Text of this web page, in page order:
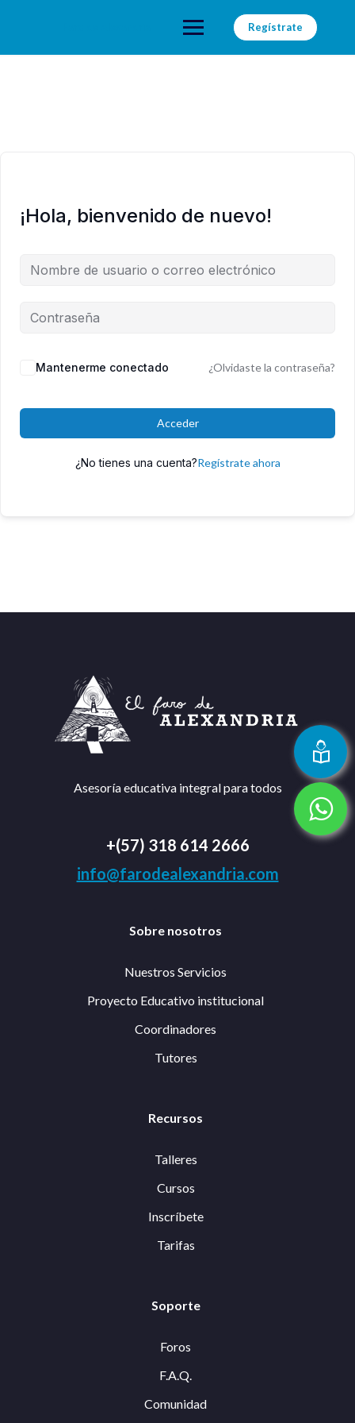
Regístrate
¡Hola, bienvenido de nuevo!
Mantenerme conectado ¿Olvidaste la contraseña?
Acceder
¿No tienes una cuenta?Regístrate ahora
Asesoría educativa integral para todos
+(57) 318 614 2666
info@farodealexandria.com
Sobre nosotros
Nuestros Servicios
Proyecto Educativo institucional
Coordinadores
Tutores
Recursos
Talleres
Cursos
Inscríbete
Tarifas
Soporte
Foros
F.A.Q.
Comunidad